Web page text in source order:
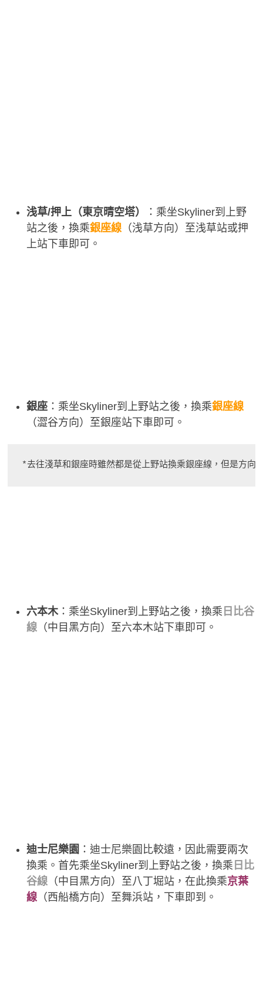
浅草/押上（東京晴空塔）
：乘坐Skyliner到上野
站之後，換乘銀座線 （浅草方向）至浅草站或押
上站下車即可。
銀座 ：乘坐Skyliner到上野站之後，換乘銀座線
（澀谷方向）至銀座站下車即可。
六本木 ：乘坐Skyliner到上野站之後，換乘 日比谷
線 （中目黑方向）至六本木站下車即可。
迪士尼樂園 ：迪士尼樂園比較遠，因此需要兩次
換乘。首先乘坐Skyliner到上野站之後，換乘 日比
谷線 （中目黑方向）至八丁堀站，在此換乘京葉
線 （西船橋方向）至舞浜站，下車即到。